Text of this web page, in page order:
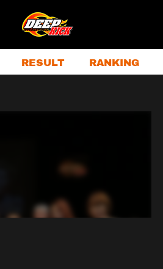
RESULT RANKING